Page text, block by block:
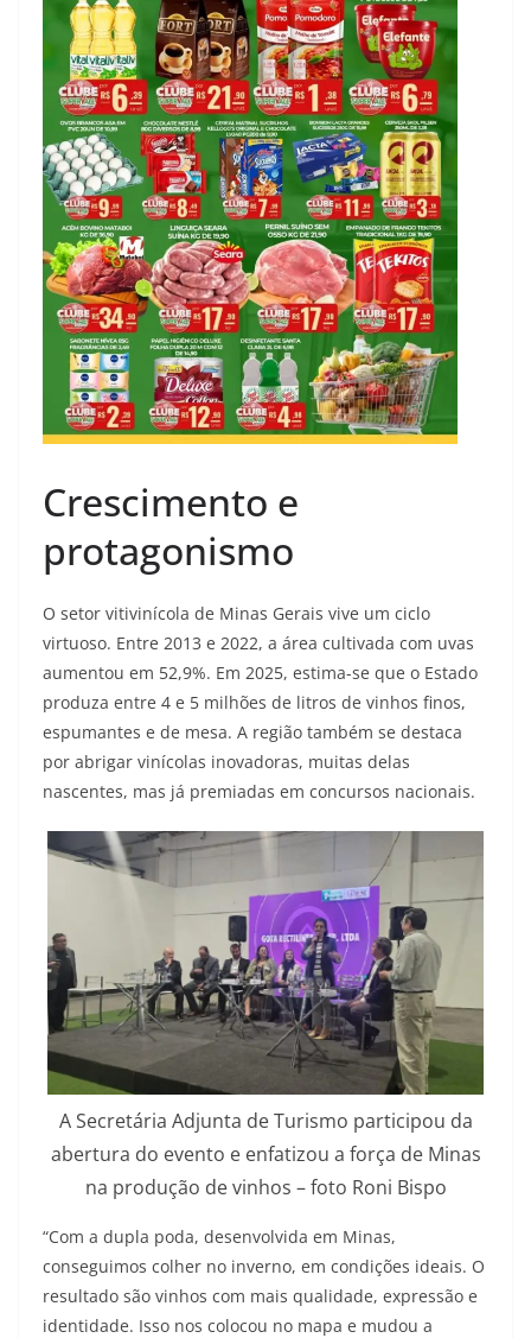
Crescimento e
protagonismo
O setor vitivinícola de Minas Gerais vive um ciclo
virtuoso. Entre 2013 e 2022, a área cultivada com uvas
aumentou em 52,9%. Em 2025, estima-se que o Estado
produza entre 4 e 5 milhões de litros de vinhos finos,
espumantes e de mesa. A região também se destaca
por abrigar vinícolas inovadoras, muitas delas
nascentes, mas já premiadas em concursos nacionais.
A Secretária Adjunta de Turismo participou da
abertura do evento e enfatizou a força de Minas
na produção de vinhos – foto Roni Bispo
“Com a dupla poda, desenvolvida em Minas,
conseguimos colher no inverno, em condições ideais. O
resultado são vinhos com mais qualidade, expressão e
identidade. Isso nos colocou no mapa e mudou a